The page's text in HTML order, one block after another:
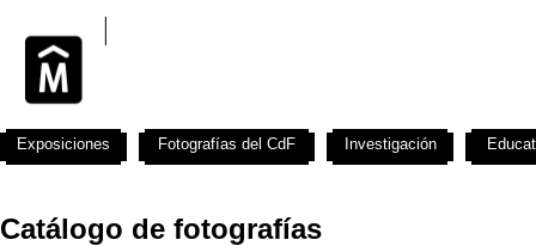
Catálogo de fotografías
Exposiciones Fotografías del CdF Investigación